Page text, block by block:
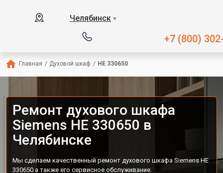
Челябинск ▼
+7 (800)
Главная / Духовой шкаф / HE 330650
Ремонт духового шкафа
Siemens HE 330650 в
Челябинске
Мы сделаем качественный ремонт духового шкафа Siemens HE
330650 а также его сервисное обслуживание.